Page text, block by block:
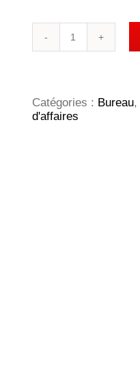
de
liège
A5
Catégories : Bureau,
d'affaires